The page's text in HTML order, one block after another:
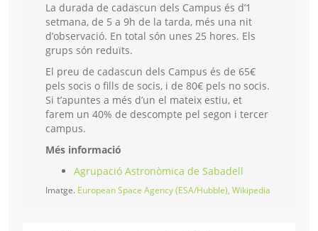
La durada de cadascun dels Campus és d’1
setmana, de 5 a 9h de la tarda, més una nit
d’observació. En total són unes 25 hores. Els
grups són reduïts.
El preu de cadascun dels Campus és de 65€
pels socis o fills de socis, i de 80€ pels no socis.
Si t’apuntes a més d’un el mateix estiu, et
farem un 40% de descompte pel segon i tercer
campus.
Més informació
Agrupació Astronòmica de Sabadell
Imatge. European Space Agency (ESA/Hubble), Wikipedia